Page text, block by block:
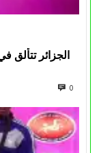
الجزائر تتألق
0